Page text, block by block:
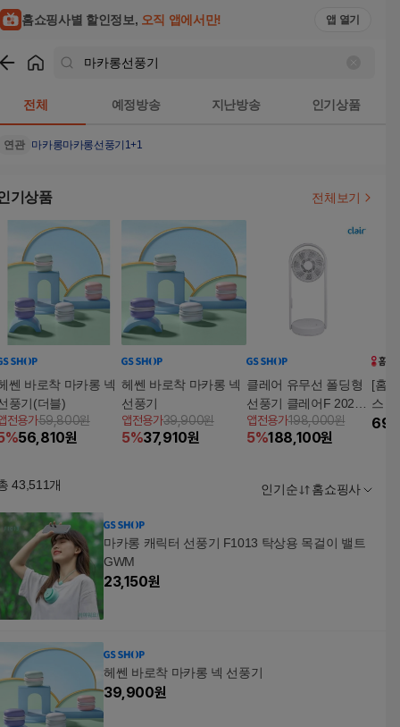
홈쇼핑사별 할인정보, 오직 앱에서만! 앱 열기
전체 예정방송 지난방송 인기상품
연관 마카롱마카롱선풍기1+1
기상품 전체보기
쎈 바로착 마카롱 넥
풍기(더블)
전용가59,800원
%56,810원
헤쎈 바로착 마카롱 넥
선풍기
앱전용가39,900원
5%37,910원
클레어 유무선 폴딩형
선풍기 클레어F 2022
형
앱전용가198,000원
5%188,100원
[홈
스
43,511개 인기순 홈쇼핑사
마카롱 캐릭터 선풍기 F1013 탁상용 목걸이 밸트
GWM
23,150원
헤쎈 바로착 마카롱 넥 선풍기
39,900원